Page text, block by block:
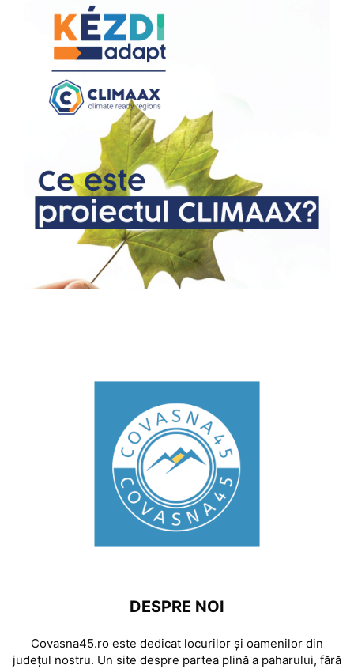
DESPRE NOI
Covasna45.ro este dedicat locurilor și oamenilor din
județul nostru. Un site despre partea plină a paharului, fără